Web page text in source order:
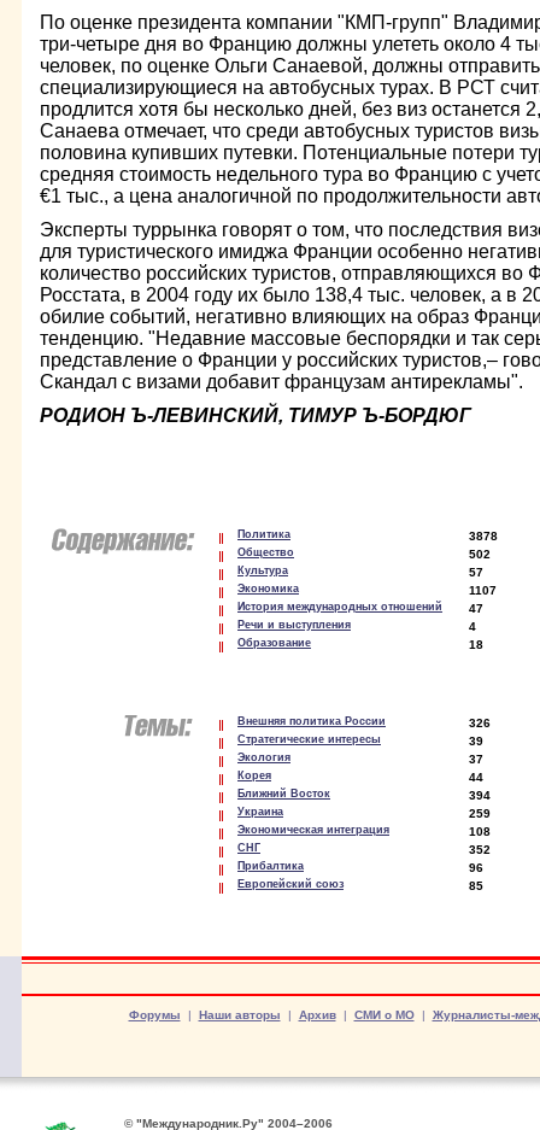
По оценке президента компании "КМП-групп"
три-четыре дня во Францию должны улететь около 4
человек, по оценке Ольги Санаевой, должны
специализирующиеся на автобусных турах. В РСТ
продлится хотя бы несколько дней, без виз останется
Санаева отмечает, что среди автобусных туристов
половина купивших путевки. Потенциальные потери
средняя стоимость недельного тура во Францию с
€1 тыс., а цена аналогичной по продолжительности
Эксперты туррынка говорят о том, что последствия
для туристического имиджа Франции особенно
количество российских туристов, отправляющихся
Росстата, в 2004 году их было 138,4 тыс. человек, а в
обилие событий, негативно влияющих на образ
тенденцию. "Недавние массовые беспорядки и так
представление о Франции у российских туристов,–
Скандал с визами добавит французам антирекламы".
РОДИОН Ъ-ЛЕВИНСКИЙ, ТИМУР Ъ-БОРДЮГ
Политика 3878
Общество 502
Культура 57
Экономика 1107
История международных отношений 47
Речи и выступления 4
Образование 18
Внешняя политика России 326
Стратегические интересы 39
Экология 37
Корея 44
Ближний Восток 394
Украина 259
Экономическая интеграция 108
СНГ 352
Прибалтика 96
Европейский союз 85
Форумы | Наши авторы | Архив| СМИ о МО| Журналисты-
© "Международник.Ру" 2004–2006